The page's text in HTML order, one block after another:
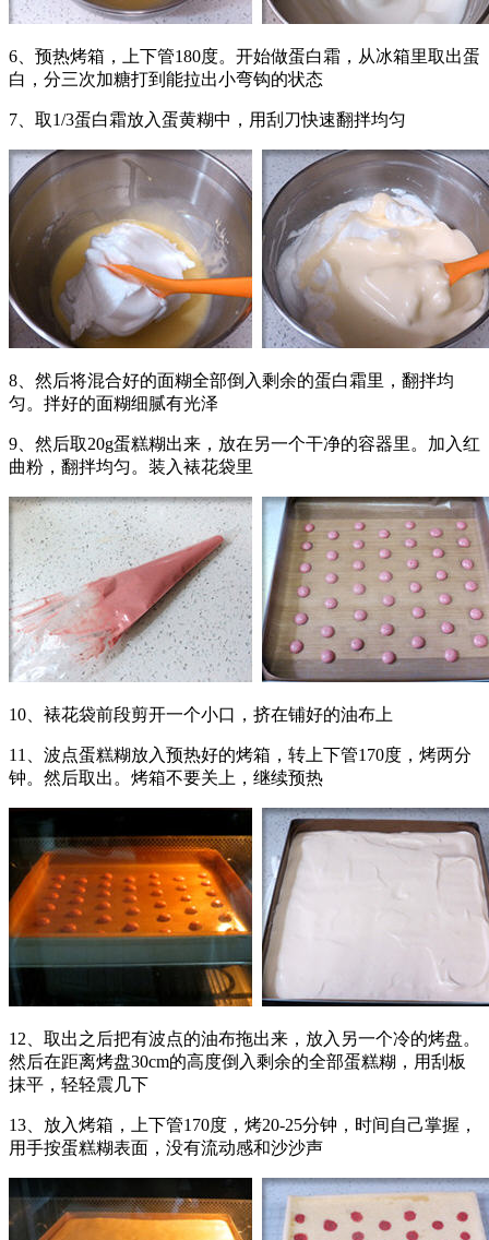
6、预热烤箱，上下管180度。开始做蛋白霜，从冰箱里取出蛋
白，分三次加糖打到能拉出小弯钩的状态
7、取1/3蛋白霜放入蛋黄糊中，用刮刀快速翻拌均匀
8、然后将混合好的面糊全部倒入剩余的蛋白霜里，翻拌均
匀。拌好的面糊细腻有光泽
9、然后取20g蛋糕糊出来，放在另一个干净的容器里。加入红
曲粉，翻拌均匀。装入裱花袋里
10、裱花袋前段剪开一个小口，挤在铺好的油布上
11、波点蛋糕糊放入预热好的烤箱，转上下管170度，烤两分
钟。然后取出。烤箱不要关上，继续预热
12、取出之后把有波点的油布拖出来，放入另一个冷的烤盘。
然后在距离烤盘30cm的高度倒入剩余的全部蛋糕糊，用刮板
抹平，轻轻震几下
13、放入烤箱，上下管170度，烤20-25分钟，时间自己掌握，
用手按蛋糕糊表面，没有流动感和沙沙声